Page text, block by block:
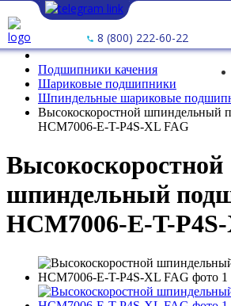
8 (800) 222-60-22
Подшипники качения
Шариковые подшипники
Шпиндельные шариковые
Высокоскоростной шпиндельный
HCM7006-E-T-P4S-XL FAG
Высокоскоростной
шпиндельный
HCM7006-E-T-